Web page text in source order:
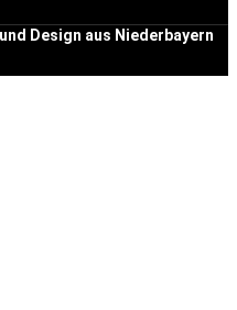
Design aus Niederbayern